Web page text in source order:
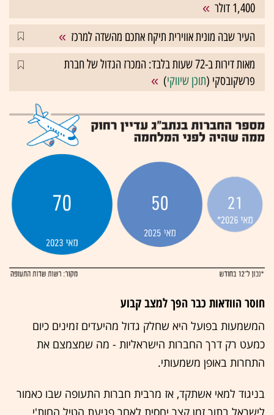
1,400 דולר
העיר שבה מונית אווירית תיקח אתכם מהשדה למרכז
מאות דירות ב-72 שעות בלבד: המכרז הגדול של חברת
פרשקובסקי (תוכן שיווקי)
חוסר הוודאות כבר הפך למצב קבוע
המשמעות בפועל היא שחלק גדול מהיעדים זמינים כיום
כמעט רק דרך החברות הישראליות - מה שמצמצם את
התחרות באופן משמעותי.
בניגוד למאי אשתקד, אז מרבית חברות התעופה שבו כאמור